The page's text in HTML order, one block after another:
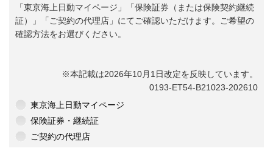
「東京海上日動マイページ」「保険証券（または保険契約継続
証）」「ご契約の代理店」にてご確認いただけます。ご希望の
確認方法をお選びください。
※本記載は2026年10月1日改定を反映しています。
0193-ET54-B21023-202610
東京海上日動マイページ
保険証券・継続証
ご契約の代理店